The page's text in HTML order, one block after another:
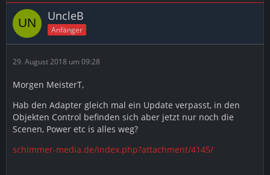
UncleB
Anfänger
29. August 2018 um 09:28
Morgen MeisterT,
Hab den Adapter gleich mal ein Update verpasst, in den
Objekten Control befinden sich aber jetzt nur noch die
Scenen, Power etc is alles weg?
schimmer-media.de/index.php?attachment/4145/